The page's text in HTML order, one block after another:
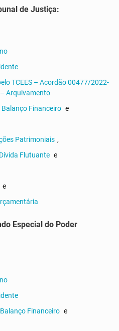
de Justiça:
TCEES – Acordão 00477/2022-
Arquivamento
Balanço Financeiro e
Patrimoniais ,
Flutuante e
e
Especial do Poder
Balanço Financeiro e